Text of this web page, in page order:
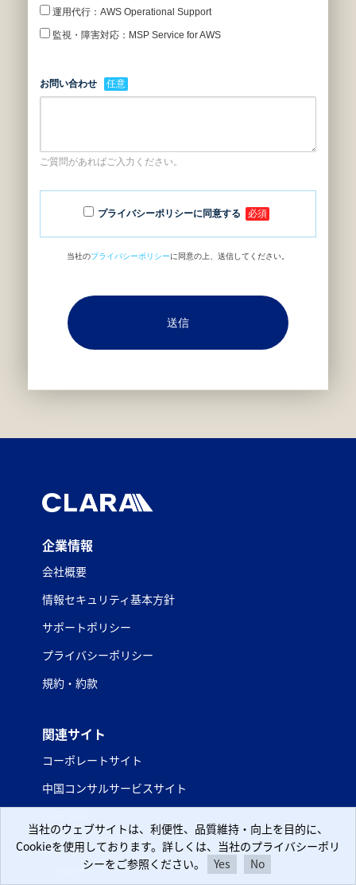
企業情報
会社概要
情報セキュリティ基本方針
サポートポリシー
プライバシーポリシー
規約・約款
関連サイト
コーポレートサイト
中国コンサルサービスサイト
English
中文簡体
当社のウェブサイトは、利便性、品質維持・向上を目的に、
Cookieを使用しております。詳しくは、当社のプライバシーポリ
シーをご参照ください。
Yes No
当社のウェブサイトは、利便性、品質維持・向上を目的に、
Cookieを使用しております。詳しくは、当社のプライバシーポリ
シーをご参照ください。
Yes No